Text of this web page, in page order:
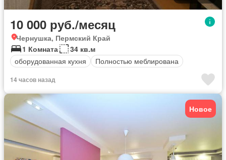
10 000 руб./месяц
Чернушка, Пермский Край
1 Комната
34 кв.м
оборудованная кухня
Полностью меблирована
14 часов назад
Новое